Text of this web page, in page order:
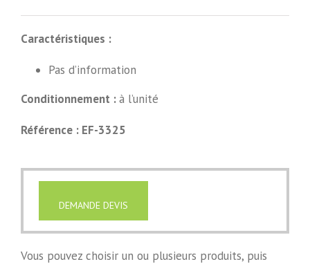
Caractéristiques :
Pas d’information
Conditionnement :à l’unité
Référence : EF-3325
DEMANDE DEVIS
Vous pouvez choisir un ou plusieurs produits, puis